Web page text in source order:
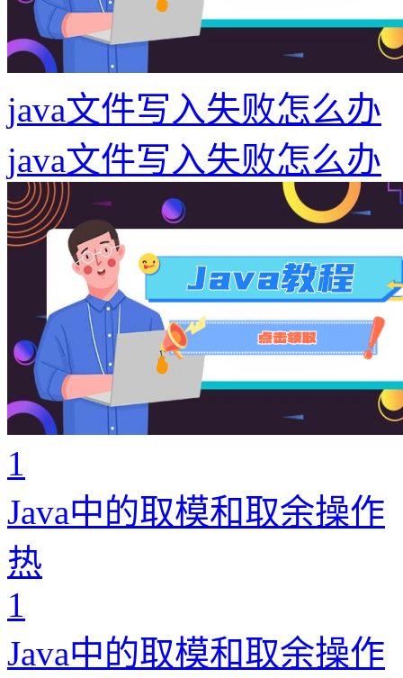
java文件写入失败怎么办
java文件写入失败怎么办
1
Java中的取模和取余操作
热
1
Java中的取模和取余操作